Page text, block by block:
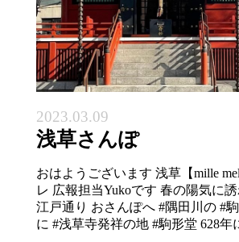
2023.03.09
浅草さんぽ
おはようございます 浅草【mille
レ 広報担当Yukoです 春の陽気に
江戸通り おさんぽへ #隅田川の #
に #浅草寺発祥の地 #駒形堂 628年